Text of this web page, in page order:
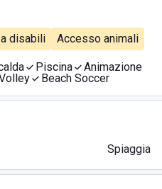
disabili Accesso animali
Piscina
Animazione
Beach Soccer
Spiaggia